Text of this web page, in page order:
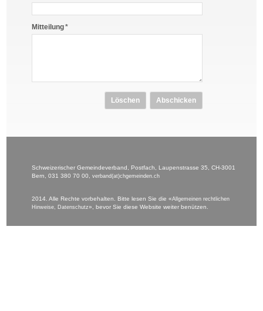
Mitteilung*
Löschen Abschicken
Schweizerischer Gemeindeverband, Postfach, Laupenstrasse 35, CH-3001
Bern, 031 380 70 00, verband(at)chgemeinden.ch
2014. Alle Rechte vorbehalten. Bitte lesen Sie die «Allgemeinen rechtlichen
Hinweise, Datenschutz», bevor Sie diese Website weiter benützen.